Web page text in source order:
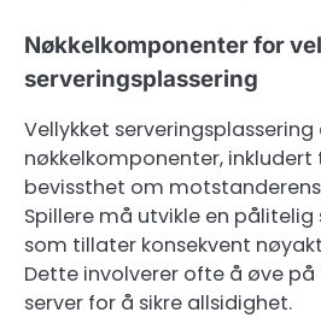
Nøkkelkomponenter for
serveringsplassering
Vellykket
nøkkelkomponenter, inkludert
bevissthet om
Spillere må utvikle en pålitelig
som tillater konsekvent
Dette involverer ofte å øve
server for å sikre allsidighet.